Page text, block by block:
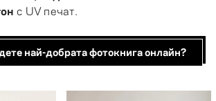
с UV печат.
най-добрата фотокнига онлайн?